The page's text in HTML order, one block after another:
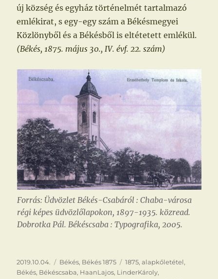
új község és egyház történelmét tartalmazó
emlékirat, s egy-egy szám a Békésmegyei
Közlönyből és a Békésből is eltétetett emlékül.
(Békés, 1875. május 30., IV. évf. 22. szám)
Forrás: Üdvözlet Békés-Csabáról : Chaba-városa
régi képes üdvözlőlapokon, 1897-1935. közread.
Dobrotka Pál. Békéscsaba : Typografika, 2005.
Közzétéve
2019.10.04. Kategória
Békés, Békés 1875 Címke
1875,alapkőletétel,
Békés, Békéscsaba, HaanLajos, LinderKároly,